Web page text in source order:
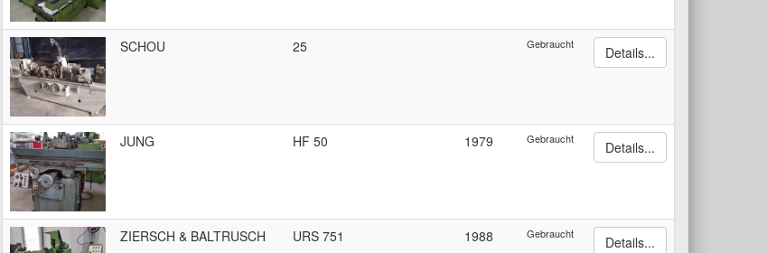
SCHOU 25 Gebraucht Details...
JUNG HF 50 1979 Gebraucht Details...
ZIERSCH & BALTRUSCH URS 751 1988 Gebraucht Details...